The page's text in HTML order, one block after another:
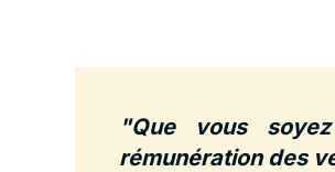
"Que vous
rémunération des